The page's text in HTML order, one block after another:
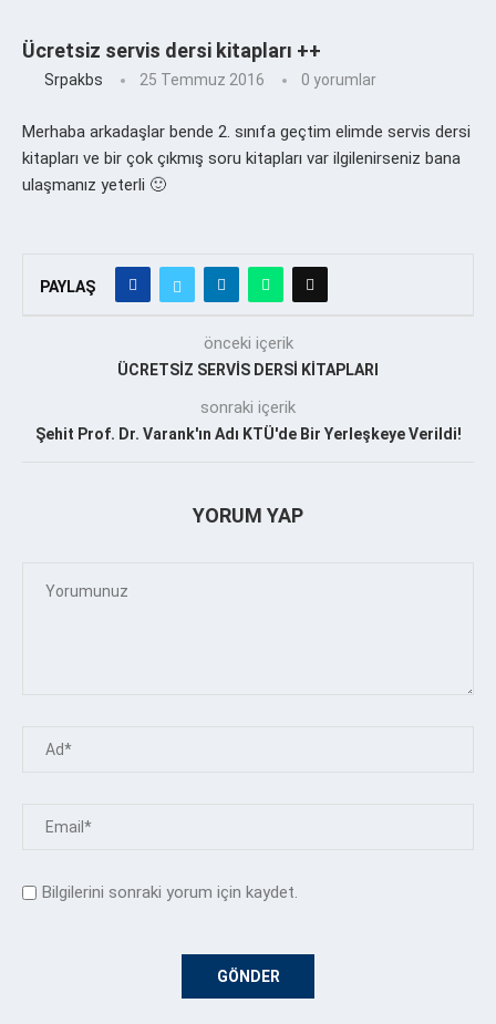
Ücretsiz servis dersi kitapları ++
Srpakbs 25 Temmuz 2016 0 yorumlar
Merhaba arkadaşlar bende 2. sınıfa geçtim elimde servis dersi
kitapları ve bir çok çıkmış soru kitapları var ilgilenirseniz bana
ulaşmanız yeterli 🙂
PAYLAŞ
önceki içerik
ÜCRETSİZ SERVİS DERSİ KİTAPLARI
sonraki içerik
Şehit Prof. Dr. Varank'ın Adı KTÜ'de Bir Yerleşkeye Verildi!
YORUM YAP
Bilgilerini sonraki yorum için kaydet.